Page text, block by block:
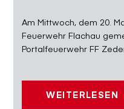
Am Mittwoch, dem 20.
Feuerwehr Flachau
Portalfeuerwehr FF
WEITERLESEN